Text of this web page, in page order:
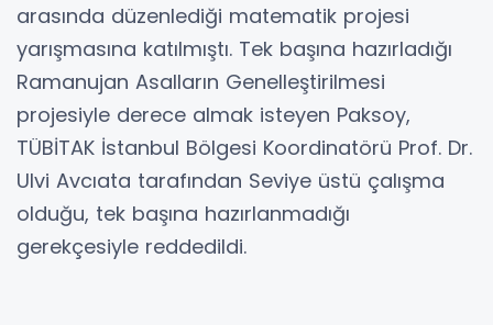
arasında düzenlediği matematik projesi
yarışmasına katılmıştı. Tek başına hazırladığı
Ramanujan Asalların Genelleştirilmesi
projesiyle derece almak isteyen Paksoy,
TÜBİTAK İstanbul Bölgesi Koordinatörü Prof. Dr.
Ulvi Avcıata tarafından Seviye üstü çalışma
olduğu, tek başına hazırlanmadığı
gerekçesiyle reddedildi.